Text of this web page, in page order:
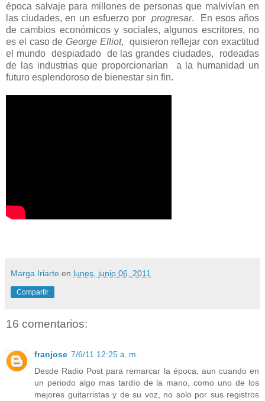
época salvaje para millones de personas que malvivían en
las ciudades, en un esfuerzo porprogresar. En esos años
de cambios económicos y sociales, algunos escritores, no
es el caso deGeorge Elliot, quisieron reflejar con exactitud
el mundo despiadado de las grandes ciudades, rodeadas
de las industrias que proporcionarían a la humanidad un
futuro esplendoroso de bienestar sin fin.
Marga Iriarte en lunes, junio 06, 2011
Compartir
16 comentarios:
franjose 7/6/11 12:25 a. m.
Desde Radio Post para remarcar la época, aun cuando en
un periodo algo mas tardío de la mano, como uno de los
mejores guitarristas y de su voz, no solo por sus registros